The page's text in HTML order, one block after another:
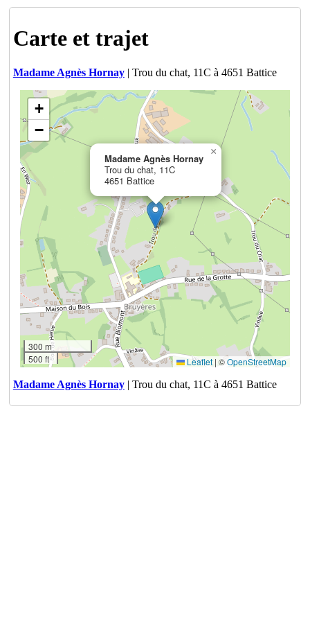
Carte et trajet
Madame Agnès Hornay| Trou du chat, 11C à 4651 Battice
Madame Agnès Hornay
Trou du chat, 11C
4651 Battice
×
+
−
300 m
500 ft
Leaflet | ©OpenStreetMap
Madame Agnès Hornay| Trou du chat, 11C à 4651 Battice